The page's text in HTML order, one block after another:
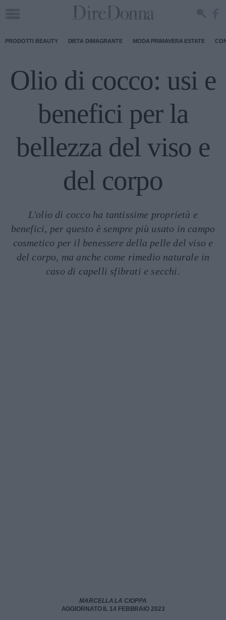
PRODOTTI BEAUTY DIETA DIMAGRANTE MODA PRIMAVERA ESTATE
Olio di cocco: usi e
benefici per la
bellezza del viso e
del corpo
L'olio di cocco ha tantissime proprietà e
benefici, per questo è sempre più usato in campo
cosmetico per il benessere della pelle del viso e
del corpo, ma anche come rimedio naturale in
caso di capelli sfibrati e secchi.
MARCELLA LA CIOPPA
AGGIORNATO IL 14 FEBBRAIO 2023